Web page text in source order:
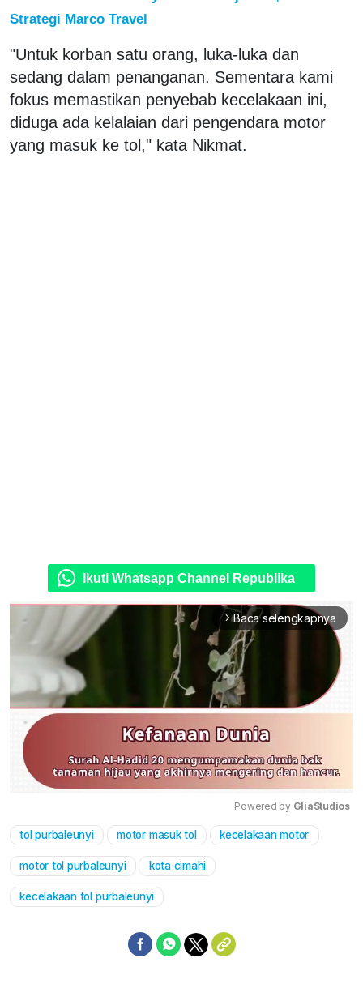
Strategi Marco Travel
"Untuk korban satu orang, luka-luka dan
sedang dalam penanganan. Sementara kami
fokus memastikan penyebab kecelakaan ini,
diduga ada kelalaian dari pengendara motor
yang masuk ke tol," kata Nikmat.
Ikuti Whatsapp Channel Republika
arrow_forward_ios Baca selengkapnya
Mute
Powered by GliaStudios
tol purbaleunyi motor masuk tol kecelakaan motor
motor tol purbaleunyi kota cimahi
kecelakaan tol purbaleunyi